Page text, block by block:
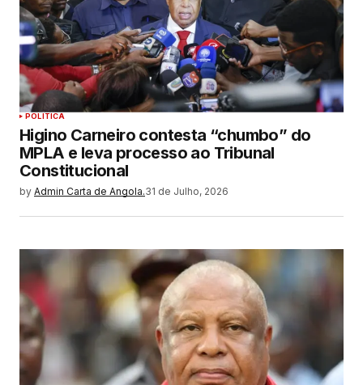
POLITICA
Higino Carneiro contesta “chumbo” do
MPLA e leva processo ao Tribunal
Constitucional
by Admin Carta de Angola.31 de Julho, 2026